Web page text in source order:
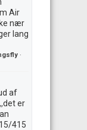
Air
nær
lang
·
af
er
415